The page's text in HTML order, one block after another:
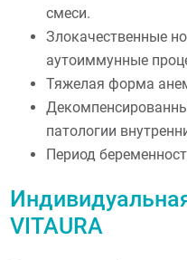
смеси.
Злокачественные
аутоиммунные
Тяжелая форма
патологии
Период
VITAURA